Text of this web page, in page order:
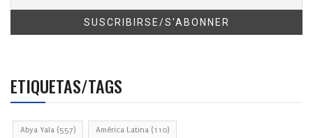
ETIQUETAS/TAGS
Abya Yala (557) América Latina (110)